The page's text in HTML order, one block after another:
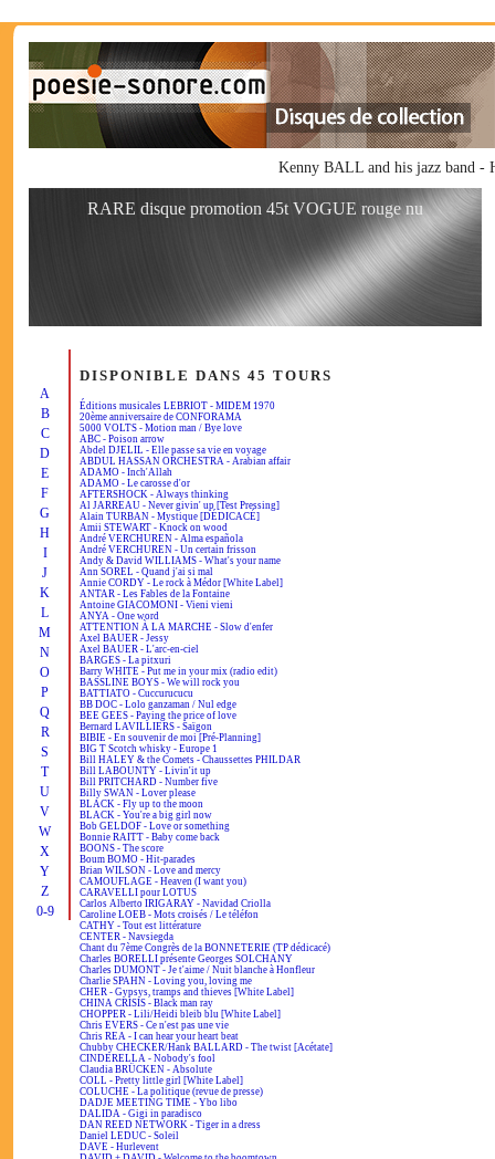
Kenny BALL and his jazz band -
RARE disque promotion 45t VOGUE rouge nu
A
B
C
D
E
F
G
H
I
J
K
L
M
N
O
P
Q
R
S
T
U
V
W
X
Y
Z
0-9
DISPONIBLE DANS 45 TOURS
Éditions musicales LEBRIOT - MIDEM 1970
20ème anniversaire de CONFORAMA
5000 VOLTS - Motion man / Bye love
ABC - Poison arrow
Abdel DJELIL - Elle passe sa vie en voyage
ABDUL HASSAN ORCHESTRA - Arabian affair
ADAMO - Inch'Allah
ADAMO - Le carosse d'or
AFTERSHOCK - Always thinking
Al JARREAU - Never givin' up [Test Pressing]
Alain TURBAN - Mystique [DÉDICACÉ]
Amii STEWART - Knock on wood
André VERCHUREN - Alma española
André VERCHUREN - Un certain frisson
Andy & David WILLIAMS - What's your name
Ann SOREL - Quand j'ai si mal
Annie CORDY - Le rock à Médor [White Label]
ANTAR - Les Fables de la Fontaine
Antoine GIACOMONI - Vieni vieni
ANYA - One word
ATTENTION À LA MARCHE - Slow d'enfer
Axel BAUER - Jessy
Axel BAUER - L'arc-en-ciel
BARGES - La pitxuri
Barry WHITE - Put me in your mix (radio edit)
BASSLINE BOYS - We will rock you
BATTIATO - Cuccurucucu
BB DOC - Lolo ganzaman / Nul edge
BEE GEES - Paying the price of love
Bernard LAVILLIERS - Saïgon
BIBIE - En souvenir de moi [Pré-Planning]
BIG T Scotch whisky - Europe 1
Bill HALEY & the Comets - Chaussettes PHILDAR
Bill LABOUNTY - Livin'it up
Bill PRITCHARD - Number five
Billy SWAN - Lover please
BLACK - Fly up to the moon
BLACK - You're a big girl now
Bob GELDOF - Love or something
Bonnie RAITT - Baby come back
BOONS - The score
Boum BOMO - Hit-parades
Brian WILSON - Love and mercy
CAMOUFLAGE - Heaven (I want you)
CARAVELLI pour LOTUS
Carlos Alberto IRIGARAY - Navidad Criolla
Caroline LOEB - Mots croisés / Le téléfon
CATHY - Tout est littérature
CENTER - Navsiegda
Chant du 7ème Congrès de la BONNETERIE (TP dédicacé)
Charles BORELLI présente Georges SOLCHANY
Charles DUMONT - Je t'aime / Nuit blanche à Honfleur
Charlie SPAHN - Loving you, loving me
CHER - Gypsys, tramps and thieves [White Label]
CHINA CRISIS - Black man ray
CHOPPER - Lili/Heidi bleib blu [White Label]
Chris EVERS - Ce n'est pas une vie
Chris REA - I can hear your heart beat
Chubby CHECKER/Hank BALLARD - The twist [Acétate]
CINDERELLA - Nobody's fool
Claudia BRÜCKEN - Absolute
COLL - Pretty little girl [White Label]
COLUCHE - La politique (revue de presse)
DADJE MEETING TIME - Ybo libo
DALIDA - Gigi in paradisco
DAN REED NETWORK - Tiger in a dress
Daniel LEDUC - Soleil
DAVE - Hurlevent